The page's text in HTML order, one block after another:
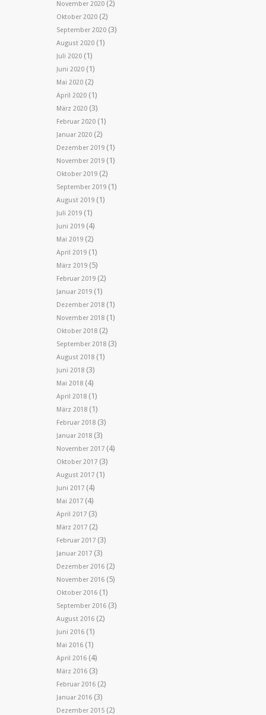
November 2020 (2)
Oktober 2020 (2)
September 2020 (3)
August 2020 (1)
Juli 2020 (1)
Juni 2020 (1)
Mai 2020 (2)
April 2020 (1)
März 2020 (3)
Februar 2020 (1)
Januar 2020 (2)
Dezember 2019 (1)
November 2019 (1)
Oktober 2019 (2)
September 2019 (1)
August 2019 (1)
Juli 2019 (1)
Juni 2019 (4)
Mai 2019 (2)
April 2019 (1)
März 2019 (5)
Februar 2019 (2)
Januar 2019 (1)
Dezember 2018 (1)
November 2018 (1)
Oktober 2018 (2)
September 2018 (3)
August 2018 (1)
Juni 2018 (3)
Mai 2018 (4)
April 2018 (1)
März 2018 (1)
Februar 2018 (3)
Januar 2018 (3)
November 2017 (4)
Oktober 2017 (3)
August 2017 (1)
Juni 2017 (4)
Mai 2017 (4)
April 2017 (3)
März 2017 (2)
Februar 2017 (3)
Januar 2017 (3)
Dezember 2016 (2)
November 2016 (5)
Oktober 2016 (1)
September 2016 (3)
August 2016 (2)
Juni 2016 (1)
Mai 2016 (1)
April 2016 (4)
März 2016 (3)
Februar 2016 (2)
Januar 2016 (3)
Dezember 2015 (2)